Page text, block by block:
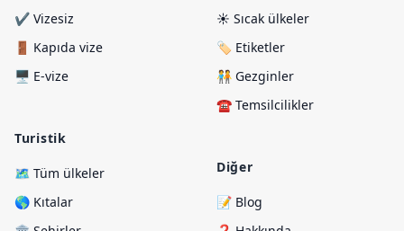
✔️ Vizesiz
🚪 Kapıda vize
🖥️ E-vize
Turistik
🗺️ Tüm ülkeler
🌎 Kıtalar
☀️ Sıcak ülkeler
🏷️ Etiketler
🧑‍🤝‍🧑 Gezginler
☎️ Temsilcilikler
Diğer
📝 Blog